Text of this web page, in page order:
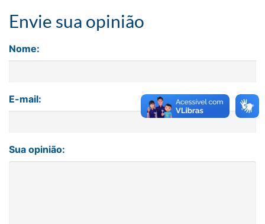
Envie sua opinião
Nome:
E-mail:
Sua opinião: